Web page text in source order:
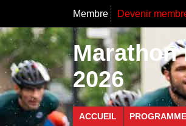
Membre Devenir
Marathon
2026
ACCUEIL PROGRAMME